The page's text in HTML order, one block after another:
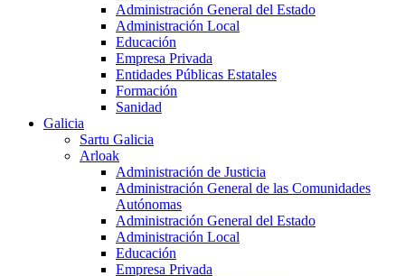
Administración General del Estado
Administración Local
Educación
Empresa Privada
Entidades Públicas Estatales
Formación
Sanidad
Galicia
Sartu Galicia
Arloak
Administración de Justicia
Administración General de las Comunidades
Autónomas
Administración General del Estado
Administración Local
Educación
Empresa Privada